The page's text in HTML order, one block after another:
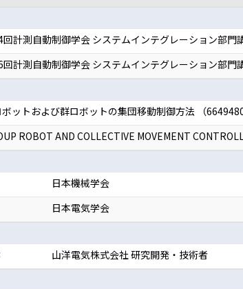
回計測自動制御学会 システムインテグレーション部門
回計測自動制御学会 システムインテグレーション部門
ットおよび群ロボットの集団移動制御方法 （6649480
ROBOT AND COLLECTIVE MOVEMENT
日本機械学会
日本電気学会
山洋電気株式会社 研究開発・技術者